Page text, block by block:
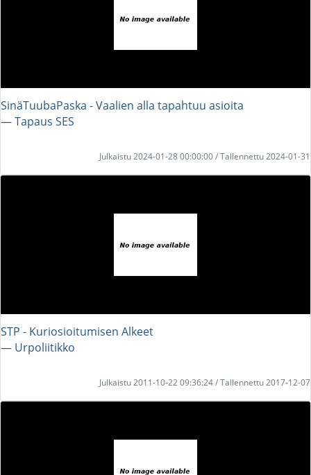
SinäTuubaPaska - Vaalien alla tapahtuu asioita
― Tapaus SES
Julkaistu 2024-01-28 00:00:00 / Tallennettu 2024-01-31
STP - Kuriosioitumisen Alkeet
― Urpoliitikko
Julkaistu 2011-10-22 09:36:24 / Tallennettu 2017-12-07